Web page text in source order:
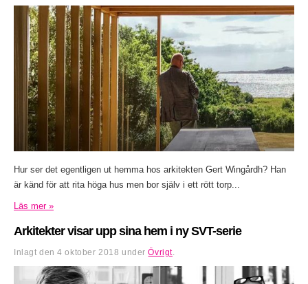
Hur ser det egentligen ut hemma hos arkitekten Gert Wingårdh? Han
är känd för att rita höga hus men bor själv i ett rött torp...
Läs mer »
Arkitekter visar upp sina hem i ny SVT-serie
Inlagt den4 oktober 2018 underÖvrigt.